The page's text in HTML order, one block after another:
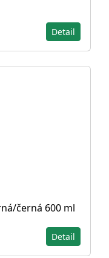
Detail
černá 600 ml
Detail